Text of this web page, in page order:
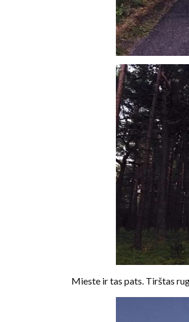
Mieste ir tas pats. Tirštas